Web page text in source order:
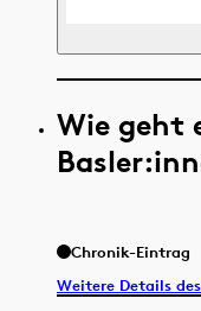
Wie geht
Chronik-Eintrag
Weitere Details